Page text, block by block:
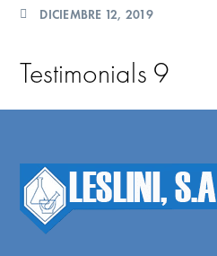
DICIEMBRE 12, 2019
Testimonials 9